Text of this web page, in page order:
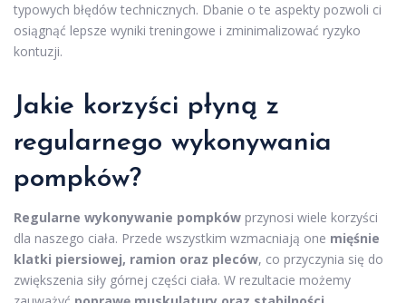
typowych błędów technicznych. Dbanie o te aspekty pozwoli ci
osiągnąć lepsze wyniki treningowe i zminimalizować ryzyko
kontuzji.
Jakie korzyści płyną z
regularnego wykonywania
pompków?
Regularne wykonywanie pompków przynosi wiele korzyści
dla naszego ciała. Przede wszystkim wzmacniają one mięśnie
klatki piersiowej, ramion oraz pleców, co przyczynia się do
zwiększenia siły górnej części ciała. W rezultacie możemy